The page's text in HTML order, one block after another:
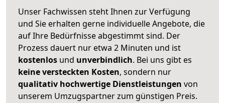
Unser Fachwissen steht Ihnen zur Verfügung
und Sie erhalten gerne individuelle Angebote, die
auf Ihre Bedürfnisse abgestimmt sind. Der
Prozess dauert nur etwa 2 Minuten und ist
kostenlos und unverbindlich. Bei uns gibt es
keine versteckten Kosten, sondern nur
qualitativ hochwertige Dienstleistungen von
unserem Umzugspartner zum günstigen Preis.